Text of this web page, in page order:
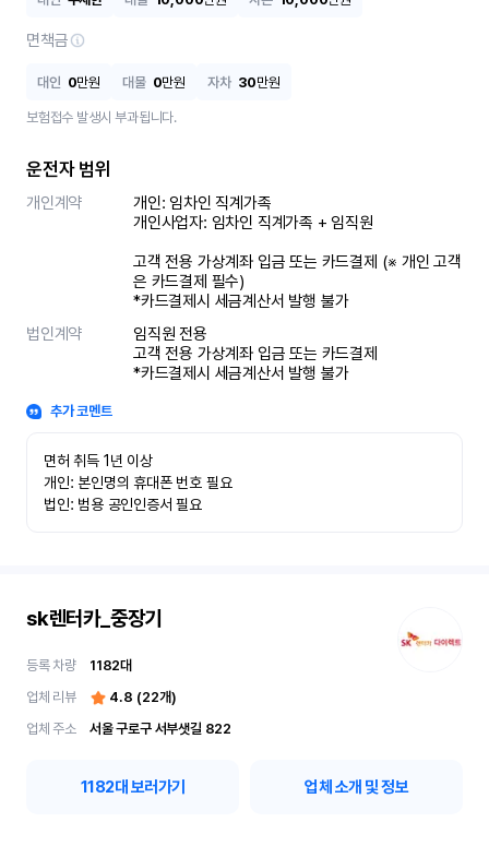
면책금
대인 0만원 대물 0만원 자차 30만원
보험접수 발생시 부과됩니다.
운전자 범위
개인계약
개인: 임차인 직계가족
개인사업자: 임차인 직계가족 + 임직원
고객 전용 가상계좌 입금 또는 카드결제 (※ 개인 고객
은 카드결제 필수)
*카드결제시 세금계산서 발행 불가
법인계약
임직원 전용
고객 전용 가상계좌 입금 또는 카드결제
*카드결제시 세금계산서 발행 불가
추가 코멘트
면허 취득 1년 이상
개인: 본인명의 휴대폰 번호 필요
법인: 범용 공인인증서 필요
sk렌터카_중장기
등록 차량 1182대
업체 리뷰
4.8 (22개)
업체 주소
서울 구로구 서부샛길 822
1182대 보러가기 업체 소개 및 정보